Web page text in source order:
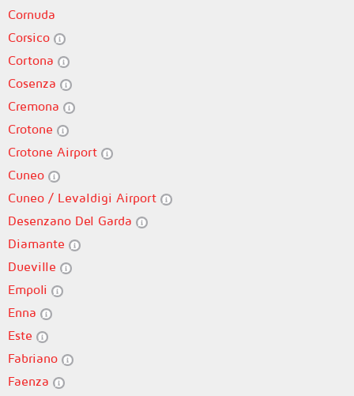
Cornuda
Corsico
Cortona
Cosenza
Cremona
Crotone
Crotone Airport
Cuneo
Cuneo / Levaldigi Airport
Desenzano Del Garda
Diamante
Dueville
Empoli
Enna
Este
Fabriano
Faenza